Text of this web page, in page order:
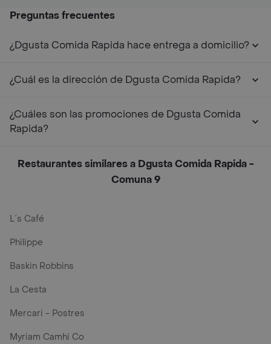
Preguntas frecuentes
¿Dgusta Comida Rapida hace entrega a domicilio?
¿Cuál es la dirección de Dgusta Comida Rapida?
¿Cuáles son las promociones de Dgusta Comida
Rapida?
Restaurantes similares a Dgusta Comida Rapida -
Comuna 9
L´s Café
Philippe
Baskin Robbins
La Cesta
Mercari - Postres
Myriam Camhi Co